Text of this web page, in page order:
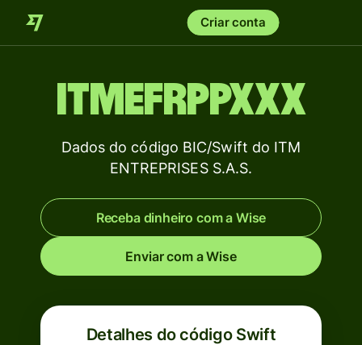
Criar conta
ITMEFRPPXXX
Dados do código BIC/Swift do ITM
ENTREPRISES S.A.S.
Receba dinheiro com a Wise
Enviar com a Wise
Detalhes do código Swift